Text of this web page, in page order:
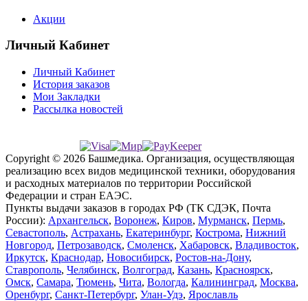
Акции
Личный Кабинет
Личный Кабинет
История заказов
Мои Закладки
Рассылка новостей
Copyright © 2026 Башмедика. Организация, осуществляющая
реализацию всех видов медицинской техники, оборудования
и расходных материалов по территории Российской
Федерации и стран ЕАЭС.
Пункты выдачи заказов в городах РФ (ТК СДЭК, Почта
России): Архангельск, Воронеж, Киров, Мурманск, Пермь,
Севастополь, Астрахань, Екатеринбург, Кострома, Нижний
Новгород, Петрозаводск, Смоленск, Хабаровск, Владивосток,
Иркутск, Краснодар, Новосибирск, Ростов-на-Дону,
Ставрополь, Челябинск, Волгоград, Казань, Красноярск,
Омск, Самара, Тюмень, Чита, Вологда, Калининград, Москва,
Оренбург, Санкт-Петербург, Улан-Удэ, Ярославль